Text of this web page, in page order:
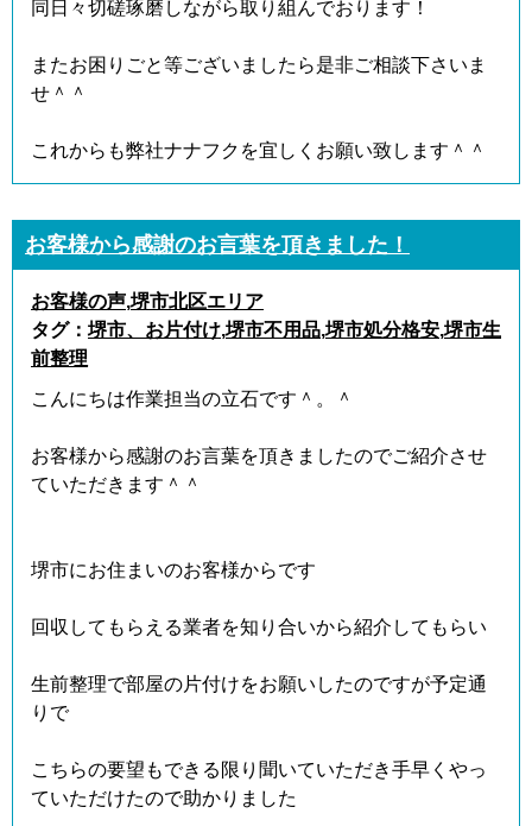
同日々切磋琢磨しながら取り組んでおります！
またお困りごと等ございましたら是非ご相談下さいま
せ＾＾
これからも弊社ナナフクを宜しくお願い致します＾＾
お客様から感謝のお言葉を頂きました！
お客様の声,堺市北区エリア
タグ： 堺市、お片付け,堺市不用品,堺市処分格安,堺市生
前整理
こんにちは作業担当の立石です＾。＾
お客様から感謝のお言葉を頂きましたのでご紹介させ
ていただきます＾＾
堺市にお住まいのお客様からです
回収してもらえる業者を知り合いから紹介してもらい
生前整理で部屋の片付けをお願いしたのですが予定通
りで
こちらの要望もできる限り聞いていただき手早くやっ
ていただけたので助かりました